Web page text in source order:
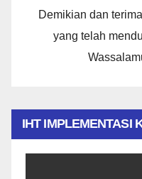
Demikian dan
yang telah
IHT IMPLEMENTASI